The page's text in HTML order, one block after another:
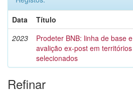
Data
Título
2023
Prodeter BNB: linha de base e
avalição ex-post em territórios
selecionados
Refinar